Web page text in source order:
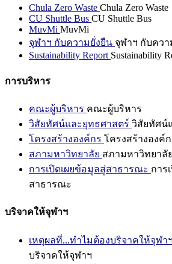
Chula Zero Waste Chula Zero Waste
CU Shuttle Bus CU Shuttle Bus
MuvMi MuvMi
จุฬาฯ กับความยั่งยืน จุฬาฯ กับคว
Sustainability Report Sustainability
การบริหาร
คณะผู้บริหาร คณะผู้บริหาร
วิสัยทัศน์และยุทธศาสตร์ วิสัยทัศน์
โครงสร้างองค์กร โครงสร้างองค์
สภามหาวิทยาลัย สภามหาวิทยาลัย
การเปิดเผยข้อมูลสู่สาธารณะ การ
สาธารณะ
บริจาคให้จุฬาฯ
เหตุผลที่...ทำไมต้องบริจาคให้จุฬาฯ
บริจาคให้จุฬาฯ